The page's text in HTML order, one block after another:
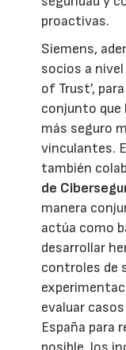
proactivas.
Siemens,
socios a
of Trust’,
conjunto que
más seguro
vinculantes.
también
de
manera
actúa como
desarrollar
controles de
evaluar
España para